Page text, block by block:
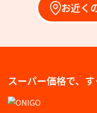
お近く
スーパー価格で、す